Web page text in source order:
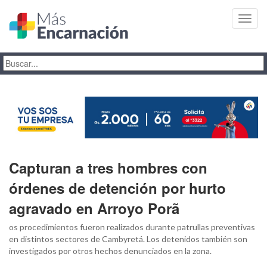
Capturan a tres hombres con
órdenes de detención por hurto
agravado en Arroyo Porã
os procedimientos fueron realizados durante patrullas preventivas
en distintos sectores de Cambyretá. Los detenidos también son
investigados por otros hechos denunciados en la zona.